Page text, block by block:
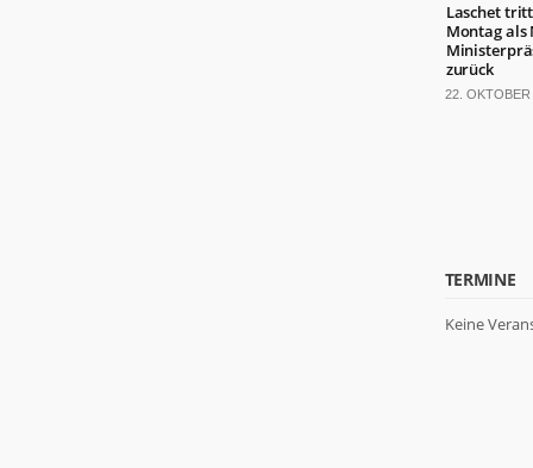
Laschet
Montag als
zurück
22. OKTOBER
TERMINE
Keine